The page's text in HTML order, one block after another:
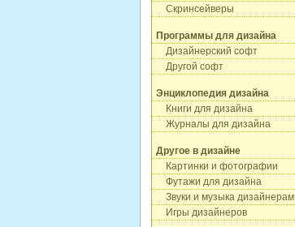
Скринсейверы
Программы для дизайна
Дизайнерский софт
Другой софт
Энциклопедия дизайна
Книги для дизайна
Журналы для дизайна
Другое в дизайне
Картинки и фотографии
Футажи для дизайна
Звуки и музыка дизайнерам
Игры дизайнеров